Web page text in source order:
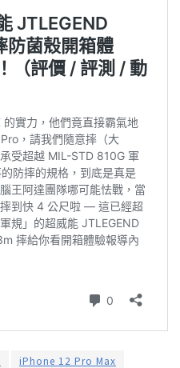
iPhone 12 Pro Max